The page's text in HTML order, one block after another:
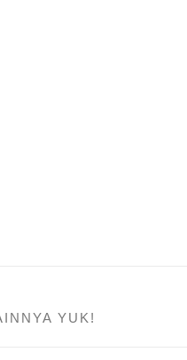
YUK!